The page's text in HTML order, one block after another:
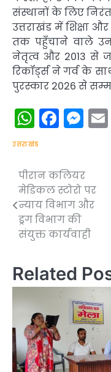
संस्थानों के लिए
उत्तराखंड में शिक्षा
तक पहुँचाने वाले
नेतृत्व और 2013 से
रिकॉर्ड्स ने गर्व के
पुरस्कार 2026 से
उत्तराखंड
Post
navigation
पीरान कलियर
मेडिकल स्टोरो पर
न्याय विभाग और
ड्रग विभाग की
संयुक्त कार्यवाही
Related